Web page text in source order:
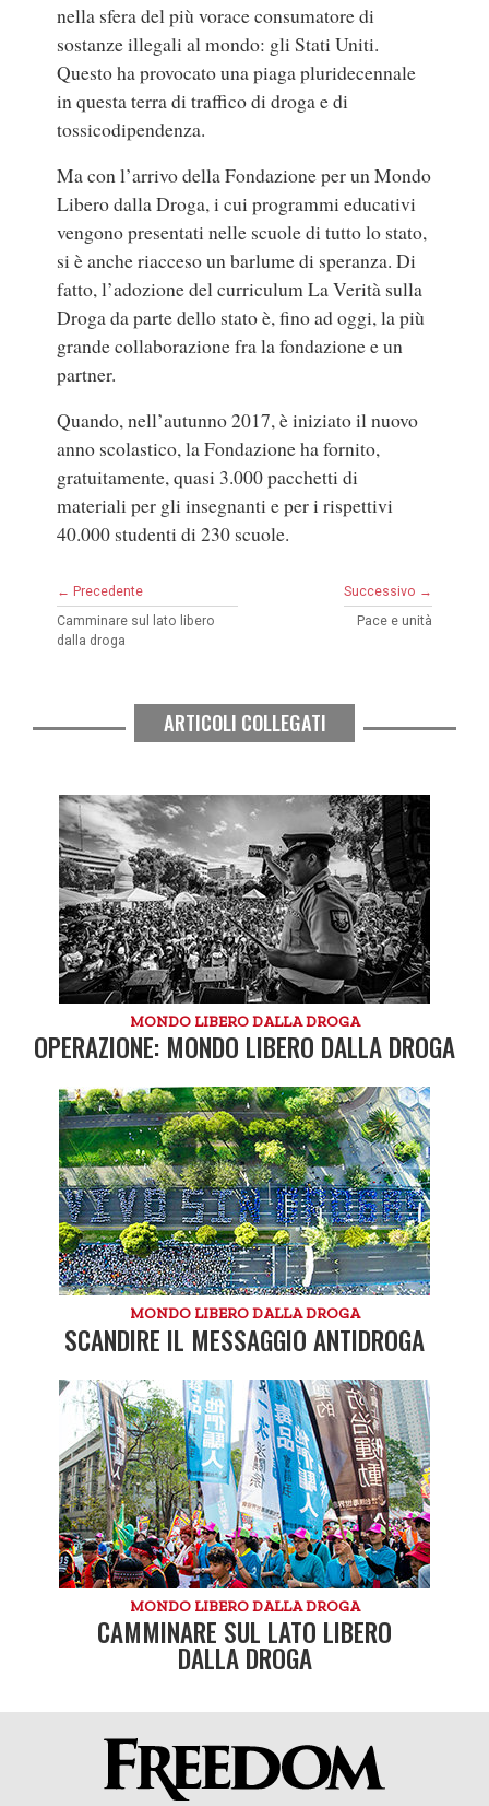
nella sfera del più vorace consumatore di
sostanze illegali al mondo: gli Stati Uniti.
Questo ha provocato una piaga pluridecennale
in questa terra di traffico di droga e di
tossicodipendenza.
Ma con l’arrivo della Fondazione per un Mondo
Libero dalla Droga, i cui programmi educativi
vengono presentati nelle scuole di tutto lo stato,
si è anche riacceso un barlume di speranza. Di
fatto, l’adozione del curriculum La Verità sulla
Droga da parte dello stato è, fino ad oggi, la più
grande collaborazione fra la fondazione e un
partner.
Quando, nell’autunno 2017, è iniziato il nuovo
anno scolastico, la Fondazione ha fornito,
gratuitamente, quasi 3.000 pacchetti di
materiali per gli insegnanti e per i rispettivi
40.000 studenti di 230 scuole.
← Precedente
Camminare sul lato libero
dalla droga
Successivo →
Pace e unità
ARTICOLI COLLEGATI
MONDO LIBERO DALLA DROGA
OPERAZIONE: MONDO LIBERO DALLA DROGA
MONDO LIBERO DALLA DROGA
SCANDIRE IL MESSAGGIO ANTIDROGA
MONDO LIBERO DALLA DROGA
CAMMINARE SUL LATO LIBERO
DALLA DROGA